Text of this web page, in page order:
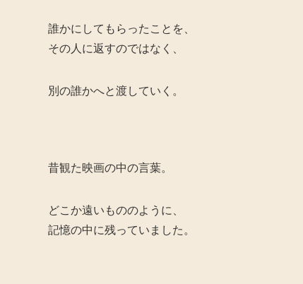
誰かにしてもらったことを、
その人に返すのではなく、
別の誰かへと渡していく。
昔観た映画の中の言葉。
どこか遠いもののように、
記憶の中に残っていました。